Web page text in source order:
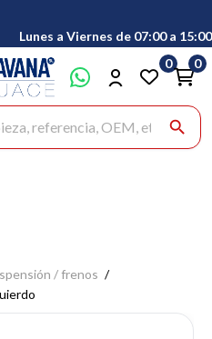
Lunes a Viernes de 07:00 a 15:00
search
0 0
/ frenos